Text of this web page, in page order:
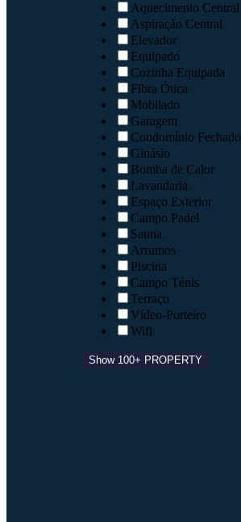
Aquecimento Central
Aspiração Central
Elevador
Equipado
Cozinha Equipada
Fibra Ótica
Mobilado
Garagem
Condomínio Fechado
Ginásio
Bomba de Calor
Lavandaria
Espaço Exterior
Campo Padel
Sauna
Arrumos
Piscina
Campo Ténis
Terraço
Vídeo-Porteiro
Wifi
Show 100+ PROPERTY